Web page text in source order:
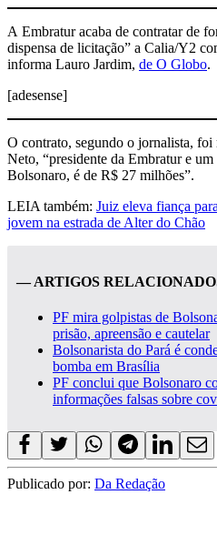
A Embratur acaba de contratar de
dispensa de licitação” a Calia/Y2
informa Lauro Jardim, de O Globo.
[adesense]
O contrato, segundo o jornalista,
Neto, “presidente da Embratur e
Bolsonaro, é de R$ 27 milhões”.
LEIA também: Juiz eleva fiança
jovem na estrada de Alter do Chão
— ARTIGOS
PF mira golpistas de
prisão, apreensão e cautelar
Bolsonarista do Pará é
bomba em Brasília
PF conclui que Bolsonaro
informações falsas sobre
Publicado por: Da Redação